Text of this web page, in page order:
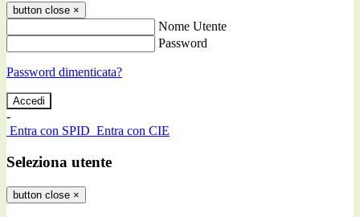
button close ×
Nome Utente
Password
Password dimenticata?
-
Entra con SPID Entra con CIE
Seleziona utente
button close ×